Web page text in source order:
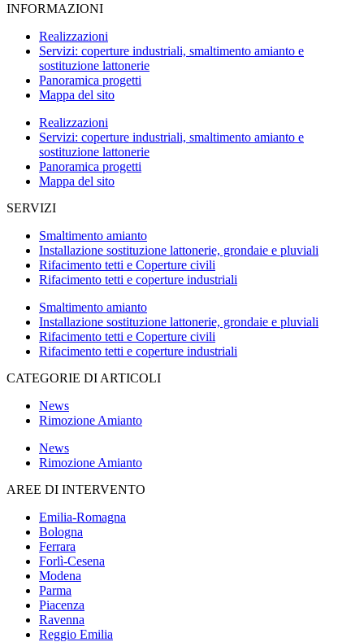
INFORMAZIONI
Realizzazioni
Servizi: coperture industriali, smaltimento amianto e
sostituzione lattonerie
Panoramica progetti
Mappa del sito
Realizzazioni
Servizi: coperture industriali, smaltimento amianto e
sostituzione lattonerie
Panoramica progetti
Mappa del sito
SERVIZI
Smaltimento amianto
Installazione sostituzione lattonerie, grondaie e pluviali
Rifacimento tetti e Coperture civili
Rifacimento tetti e coperture industriali
Smaltimento amianto
Installazione sostituzione lattonerie, grondaie e pluviali
Rifacimento tetti e Coperture civili
Rifacimento tetti e coperture industriali
CATEGORIE DI ARTICOLI
News
Rimozione Amianto
News
Rimozione Amianto
AREE DI INTERVENTO
Emilia-Romagna
Bologna
Ferrara
Forlì-Cesena
Modena
Parma
Piacenza
Ravenna
Reggio Emilia